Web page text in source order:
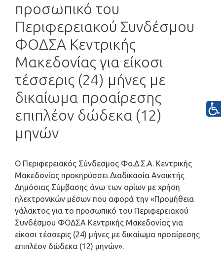
προσωπικό του
Περιφερειακού Συνδέσμου
ΦΟΔΣΑ Κεντρικής
Μακεδονίας για είκοσι
τέσσερις (24) μήνες με
δικαίωμα προαίρεσης
επιπλέον δώδεκα (12)
μηνών
Ο Περιφερειακός Σύνδεσμος Φο.Δ.Σ.Α. Κεντρικής
Μακεδονίας προκηρύσσει Διαδικασία Ανοικτής
Δημόσιας Σύμβασης άνω των ορίων με χρήση
ηλεκτρονικών μέσων που αφορά την «Προμήθεια
γάλακτος για το προσωπικό του Περιφερειακού
Συνδέσμου ΦΟΔΣΑ Κεντρικής Μακεδονίας για
είκοσι τέσσερις (24) μήνες με δικαίωμα προαίρεσης
επιπλέον δώδεκα (12) μηνών».